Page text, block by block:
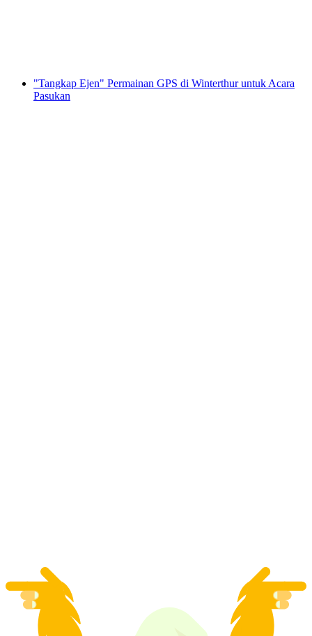
"Tangkap Ejen" Permainan GPS di Winterthur untuk Acara
Pasukan